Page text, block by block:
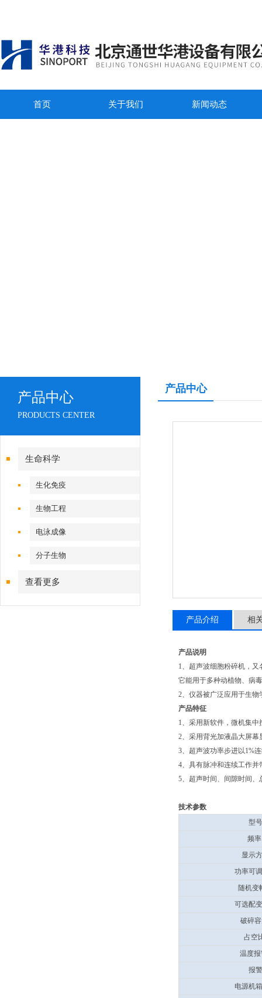
首页 关于我们 新闻动态
产品中心
PRODUCTS CENTER
生命科学
生化免疫
生物工程
电泳成像
分子生物
查看更多
产品中心
产品介绍 相
产品说明
1、超声波细胞粉碎机，
它能用于多种动植物、病
2、仪器被广泛应用于生
产品特征
1、采用新软件，微机集中
2、采用背光加液晶大屏幕
3、超声波功率步进以1%
4、具有脉冲和连续工作并
5、超声时间、间隙时间、
技术参数
型号
频
显示
功率可
随机变
可选配
破碎
占空
温度
报警
电源机